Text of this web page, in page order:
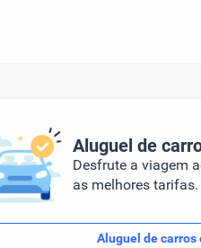
Aluguel de
Desfrute a viagem
as melhores tarifas.
Aluguel de carros